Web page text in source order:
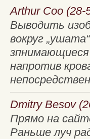
Arthur Coo (28-
Выводить
вокруг
зпнимающиеся
напротив
Dmitry Besov
Прямо на
Раньше луч